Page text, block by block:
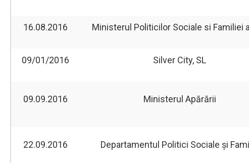
16.08.2016 Ministerul Politicilor Sociale si Familiei
09/01/2016 Silver City, SL
09.09.2016 Ministerul Apărării
22.09.2016 Departamentul Politici Sociale și